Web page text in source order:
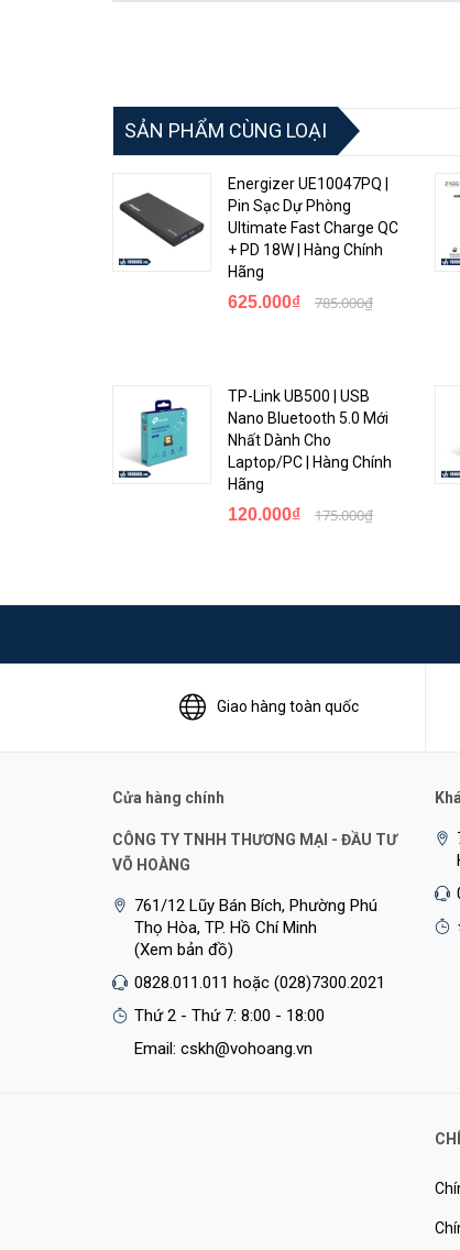
SẢN PHẨM CÙNG LOẠI
Energizer UE10047PQ |
Pin Sạc Dự Phòng
Ultimate Fast Charge QC
+ PD 18W | Hàng Chính
Hãng
625.000₫ 785.000₫
TP-Link UB500 | USB
Nano Bluetooth 5.0 Mới
Nhất Dành Cho
Laptop/PC | Hàng Chính
Hãng
120.000₫ 175.000₫
Giao hàng toàn quốc
Cửa hàng chính
CÔNG TY TNHH THƯƠNG MẠI - ĐẦU TƯ
VÕ HOÀNG
761/12 Lũy Bán Bích, Phường Phú
Thọ Hòa, TP. Hồ Chí Minh
(Xem bản đồ)
0828.011.011 hoặc (028)7300.2021
Thứ 2 - Thứ 7: 8:00 - 18:00
Email: cskh@vohoang.vn